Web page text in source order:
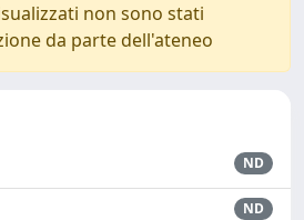
non sono stati
da parte dell'ateneo
ND
ND